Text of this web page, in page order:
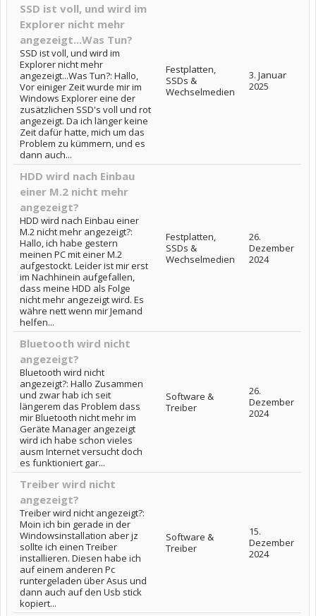
SSD ist voll, und wird im
Explorer nicht mehr
angezeigt...Was Tun?
SSD ist voll, und wird im
Explorer nicht mehr
angezeigt...Was Tun?: Hallo,
Vor einiger Zeit wurde mir im
Windows Explorer eine der
zusätzlichen SSD's voll und rot
angezeigt. Da ich länger keine
Zeit dafür hatte, mich um das
Problem zu kümmern, und es
dann auch...
Festplatten,
SSDs &
Wechselmedien
3. Januar
2025
HDD wird nach Einbau
einer M.2 nicht mehr
angezeigt?
HDD wird nach Einbau einer
M.2 nicht mehr angezeigt?:
Hallo, ich habe gestern
meinen PC mit einer M.2
aufgestockt. Leider ist mir erst
im Nachhinein aufgefallen,
dass meine HDD als Folge
nicht mehr angezeigt wird. Es
währe nett wenn mir Jemand
helfen...
Festplatten,
SSDs &
Wechselmedien
26.
Dezember
2024
Bluetooth wird nicht
angezeigt?
Bluetooth wird nicht
angezeigt?: Hallo Zusammen
und zwar hab ich seit
längerem das Problem dass
mir Bluetooth nicht mehr im
Geräte Manager angezeigt
wird ich habe schon vieles
ausm Internet versucht doch
es funktioniert gar...
Software &
Treiber
26.
Dezember
2024
Treiber wird nicht
angezeigt?
Treiber wird nicht angezeigt?:
Moin ich bin gerade in der
Windowsinstallation aber jz
sollte ich einen Treiber
installieren. Diesen habe ich
auf einem anderen Pc
runtergeladen über Asus und
dann auch auf den Usb stick
kopiert...
Software &
Treiber
15.
Dezember
2024